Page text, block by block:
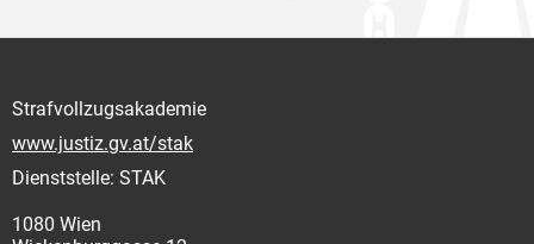
Strafvollzugsakademie
www.justiz.gv.at/stak
Dienststelle: STAK
1080 Wien